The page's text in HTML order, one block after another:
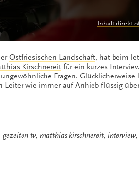
Inhalt direkt
Ostfriesischen Landschaft, hat beim
Kirschnereit für ein kurzes
Fragen. Glücklicherweise
wie immer auf Anhieb flüssig
gezeiten-tv, matthias kirschnereit, interview,